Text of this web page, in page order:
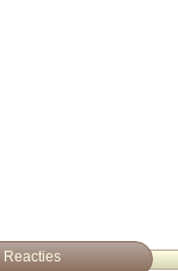
Reacties